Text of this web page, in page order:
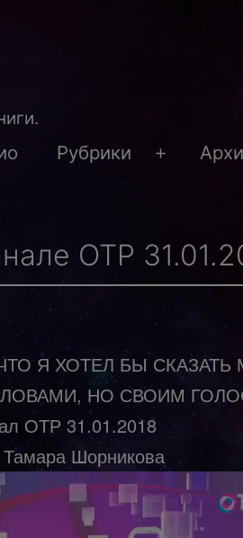
Рубрики
Открыть
ОТР
Я ХОТЕЛ БЫ СКАЗАТЬ
НО СВОИМ
ОТР 31.01.2018
Шорникова